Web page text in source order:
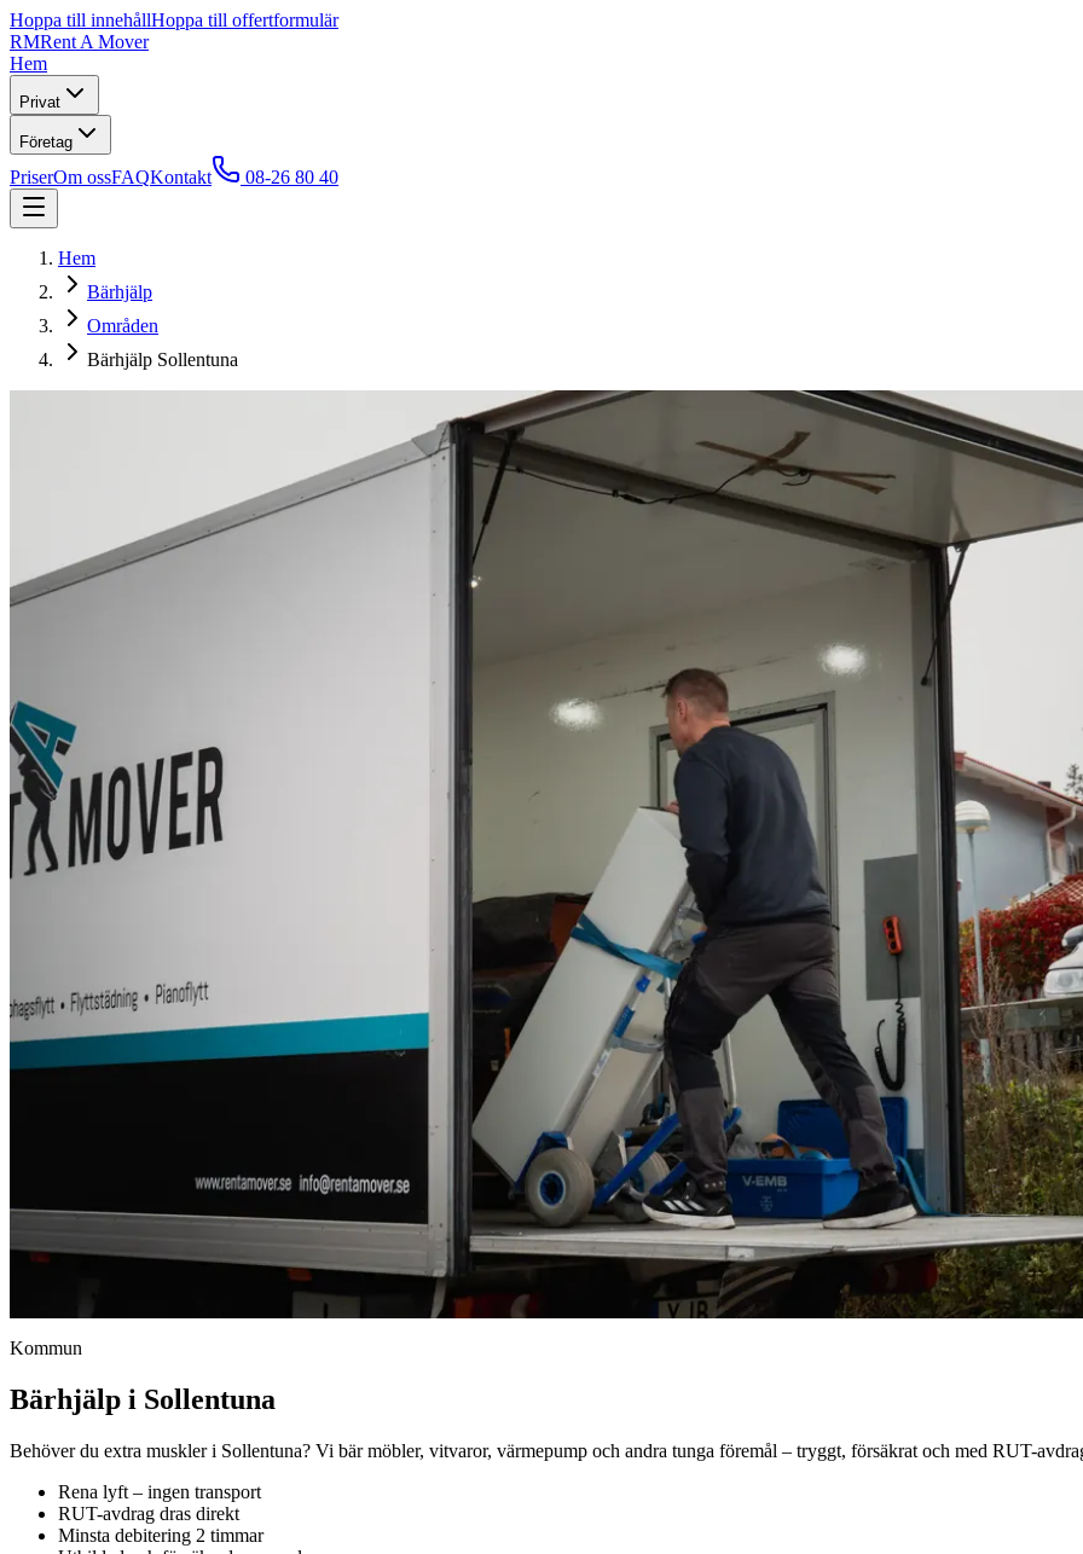
Hoppa till innehållHoppa till offertformulär
RMRent A Mover
Hem
Privat
Företag
PriserOm ossFAQKontakt 08-26 80 40
Hem
Bärhjälp
Områden
Bärhjälp Sollentuna
Kommun
Bärhjälp i Sollentuna
Behöver du extra muskler i Sollentuna? Vi bär möbler, vitvaror, värmepump och andra tunga föremål – tryggt, försäkrat och med RUT-
Rena lyft – ingen transport
RUT-avdrag dras direkt
Minsta debitering 2 timmar